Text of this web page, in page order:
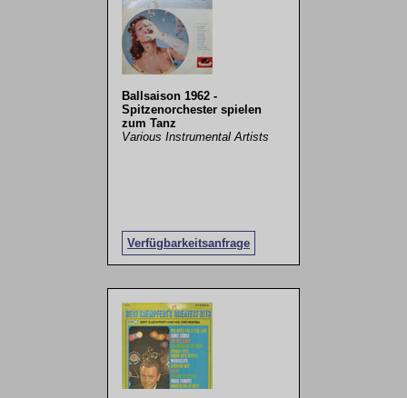
Ballsaison 1962 -
Spitzenorchester spielen
zum Tanz
Various Instrumental Artists
Verfügbarkeitsanfrage